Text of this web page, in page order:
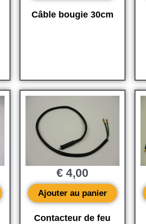
Câble bougie 30cm
Contacteur de feu
€4,00
Ajouter au panier